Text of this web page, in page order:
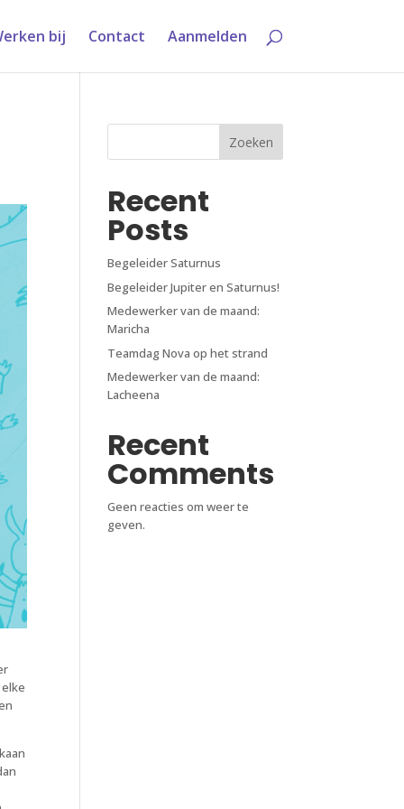
bij Contact Aanmelden
Zoeken
Recent
Posts
Begeleider Saturnus
Begeleider Jupiter en Saturnus!
Medewerker van de maand:
Maricha
Teamdag Nova op het strand
Medewerker van de maand:
Lacheena
Recent
Comments
Geen reacties om weer te
geven.